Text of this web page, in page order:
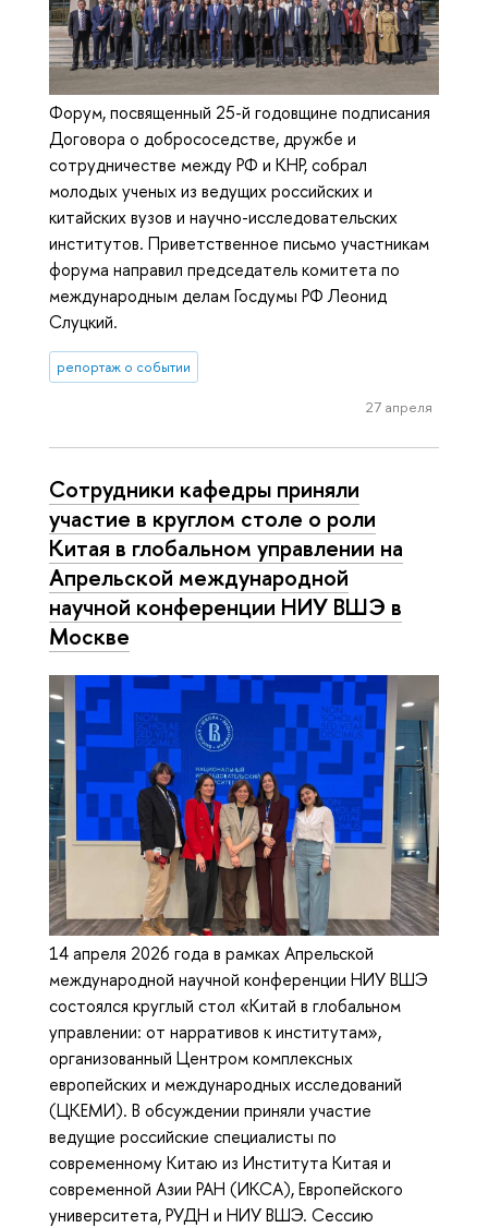
Форум, посвященный 25-й годовщине подписания
Договора о добрососедстве, дружбе и
сотрудничестве между РФ и КНР, собрал
молодых ученых из ведущих российских и
китайских вузов и научно-исследовательских
институтов. Приветственное письмо участникам
форума направил председатель комитета по
международным делам Госдумы РФ Леонид
Слуцкий.
репортаж о событии
27 апреля
Сотрудники кафедры приняли
участие в круглом столе о роли
Китая в глобальном управлении на
Апрельской международной
научной конференции НИУ ВШЭ в
Москве
14 апреля 2026 года в рамках Апрельской
международной научной конференции НИУ ВШЭ
состоялся круглый стол «Китай в глобальном
управлении: от нарративов к институтам»,
организованный Центром комплексных
европейских и международных исследований
(ЦКЕМИ). В обсуждении приняли участие
ведущие российские специалисты по
современному Китаю из Института Китая и
современной Азии РАН (ИКСА), Европейского
университета, РУДН и НИУ ВШЭ. Сессию